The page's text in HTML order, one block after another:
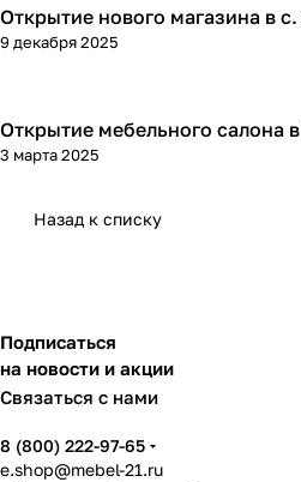
Открытие нового магазина в
9 декабря 2025
Открытие мебельного салона
3 марта 2025
Назад к списку
Подписаться
на новости и акции
Связаться с нами
8 (800) 222-97-65
e.shop@mebel-21.ru